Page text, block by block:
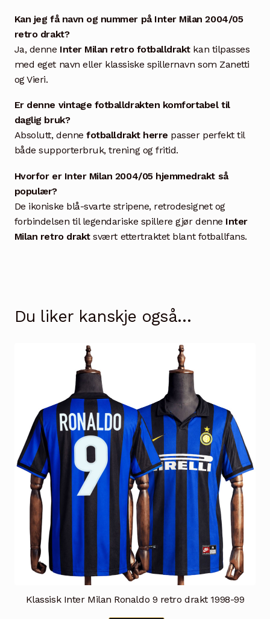
Kan jeg få navn og nummer på Inter Milan 2004/05
retro drakt?
Ja, denne Inter Milan retro fotballdraktkan tilpasses
med eget navn eller klassiske spillernavn som Zanetti
og Vieri.
Er denne vintage fotballdrakten komfortabel til
daglig bruk?
Absolutt, dennefotballdrakt herre passer perfekt til
både supporterbruk, trening og fritid.
Hvorfor er Inter Milan 2004/05 hjemmedrakt så
populær?
De ikoniske blå-svarte stripene, retrodesignet og
forbindelsen til legendariske spillere gjør denne Inter
Milan retro draktsvært ettertraktet blant fotballfans.
Du liker kanskje også…
Klassisk Inter Milan Ronaldo 9 retro drakt 1998-99